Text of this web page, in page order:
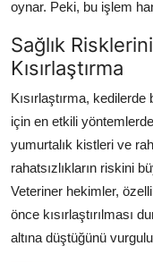
oynar. Peki, bu işlem
Sağlık
Kısırlaştırma
Kısırlaştırma,
için en etkili
yumurtalık kistleri ve
rahatsızlıkların riskini
Veteriner hekimler,
önce kısırlaştırılması
altına düştüğünü